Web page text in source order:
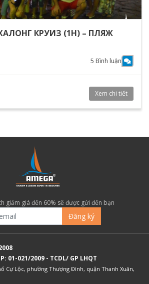
КРУИЗ (1Н) – ПЛЯЖ
5 Bình luận
Xem chi tiết
giảm giá đến 60% sẽ được gửi đến bạn
Đăng ký
01-021/2009 - TCDL/ GP LHQT
Cự Lộc, phường Thượng Đình, quận Thanh Xuân,